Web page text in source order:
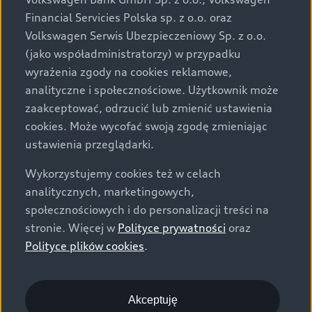
za dopłatą. Wiążące ustalenie ceny, wyposażenia i
specyfikacji pojazdu następują w umowie sprzedaży, a
określenie parametrów technicznych zawiera
świadectwo homologacji typu pojazdu. Zastrzegamy
sobie prawo do zmian i pomyłek. Wszelkie informacje
prezentowane na stronie są aktualne na dzień ich
zamieszczania. W celu uzyskania najnowszych
informacji prosimy kontaktować się z Partnerem Marki
Audi.
Wszystkie produkowane obecnie samochody marki Audi
są wykonywane z materiałów spełniających pod
względem możliwości odzysku i recyklingu wymagania
określone w normie ISO 22628 i są zgodne z
europejskimi świadectwami homologacji wydanymi wg
o.o. podlega obowiązkowi zapewnienia wszystkim
użytkownikom samochodów marki Volkswagen sieci
Financial Servicies Polska sp. z o.o. oraz
Volkswagen Serwis Ubezpieczeniowy Sp. z o.o.
(jako współadministratorzy) w przypadku
wyrażenia zgody na cookies reklamowe,
analityczne i społecznościowe. Użytkownik może
zaakceptować, odrzucić lub zmienić ustawienia
cookies. Może wycofać swoją zgodę zmieniając
ustawienia przeglądarki.
Wykorzystujemy cookies też w celach
analitycznych, marketingowych,
społecznościowych i do personalizacji treści na
stronie. Więcej w Polityce prywatności oraz
Polityce plików cookies.
Akceptuję